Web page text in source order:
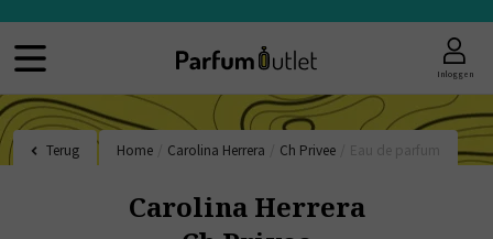
Inloggen
Terug Home Carolina Herrera Ch Privee
Carolina Herrera